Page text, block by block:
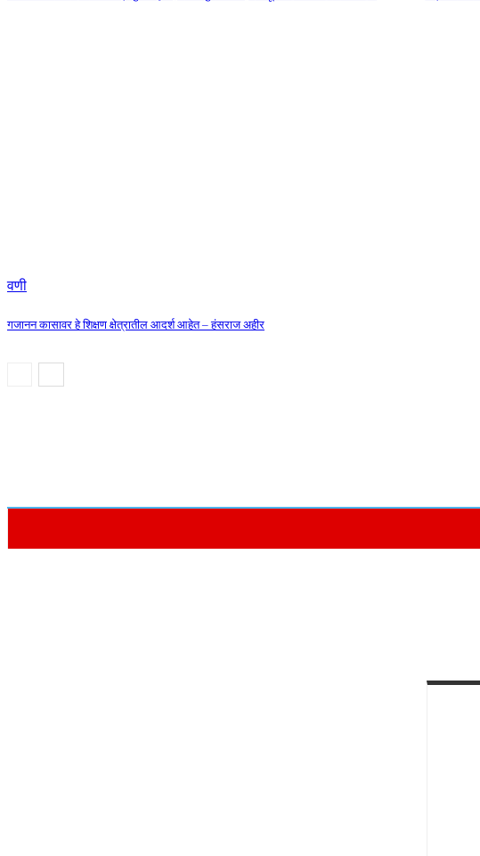
वणी
गजानन कासावर हे शिक्षण क्षेत्रातील आदर्श आहेत – हंसराज अहीर